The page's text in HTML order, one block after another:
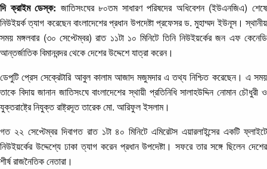
দি ক্রাইম ডেস্ক: জাতিসংঘের ৮০তম সাধারণ পরিষদের অধিবেশন (ইউএনজিএ) শেষে
নিউইয়র্ক ত্যাগ করেছেন বাংলাদেশের প্রধান উপদেষ্টা প্রফেসর ড. মুহাম্মদ ইউনূস। স্থানীয়
সময় মঙ্গলবার (৩০ সেপ্টেম্বর) রাত ১১টা ১০ মিনিটে তিনি নিউইয়র্কের জন এফ কেনেডি
আন্তর্জাতিক বিমানবন্দর থেকে দেশের উদ্দেশে যাত্রা করেন।
ডেপুটি প্রেস সেক্রেটারি আবুল কালাম আজাদ মজুমদার এ তথ্য নিশ্চিত করেছেন। এ সময়
তাকে বিদায় জানান জাতিসংঘে বাংলাদেশের স্থায়ী প্রতিনিধি সালাহউদ্দিন নোমান চৌধুরী ও
যুক্তরাষ্ট্রে নিযুক্ত রাষ্ট্রদূত তারেক মো. আরিফুল ইসলাম।
গত ২২ সেপ্টেম্বর দিবাগত রাত ১টা ৪০ মিনিটে এমিরেটস এয়ারলাইন্সের একটি ফ্লাইটে
নিউইয়র্কের উদ্দেশ্যে ঢাকা ত্যাগ করেন প্রধান উপদেষ্টা। সফরে তার সঙ্গে ছিলেন দেশের
শীর্ষ রাজনৈতিক নেতারা।